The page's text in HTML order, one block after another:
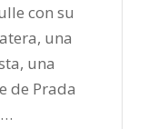
con su
una
una
de Prada